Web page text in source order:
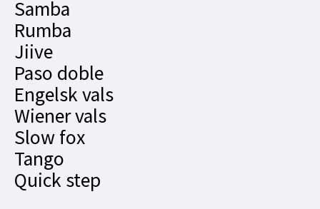
Samba
Rumba
Jiive
Paso doble
Engelsk vals
Wiener vals
Slow fox
Tango
Quick step